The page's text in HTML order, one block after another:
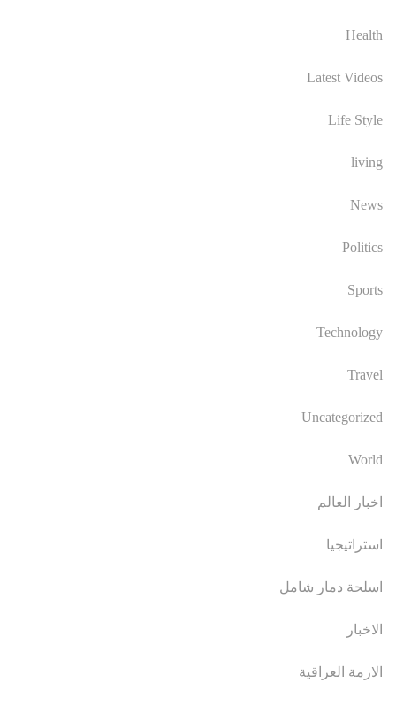
Health
Latest Videos
Life Style
living
News
Politics
Sports
Technology
Travel
Uncategorized
World
اخبار العالم
استراتيجيا
اسلحة دمار شامل
الاخبار
الازمة العراقية